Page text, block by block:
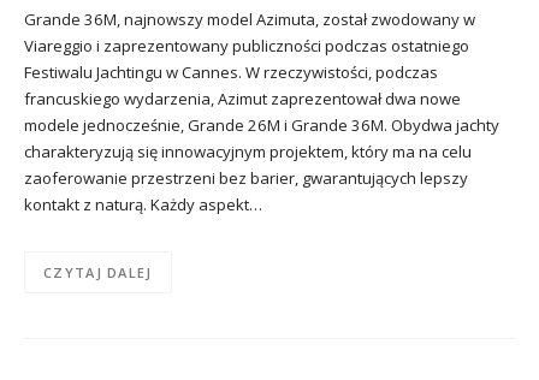
Grande 36M, najnowszy model Azimuta, został zwodowany w
Viareggio i zaprezentowany publiczności podczas ostatniego
Festiwalu Jachtingu w Cannes. W rzeczywistości, podczas
francuskiego wydarzenia, Azimut zaprezentował dwa nowe
modele jednocześnie, Grande 26M i Grande 36M. Obydwa jachty
charakteryzują się innowacyjnym projektem, który ma na celu
zaoferowanie przestrzeni bez barier, gwarantujących lepszy
kontakt z naturą. Każdy aspekt…
CZYTAJ DALEJ